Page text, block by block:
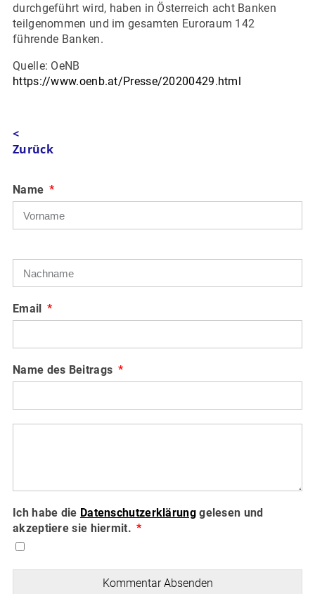
durchgeführt wird, haben in Österreich acht Banken
teilgenommen und im gesamten Euroraum 142
führende Banken.
Quelle: OeNB
https://www.oenb.at/Presse/20200429.html
<
Zurück
Name
Email
Name des Beitrags
Ich habe die Datenschutzerklärunggelesen und
akzeptiere sie hiermit.
Kommentar Absenden